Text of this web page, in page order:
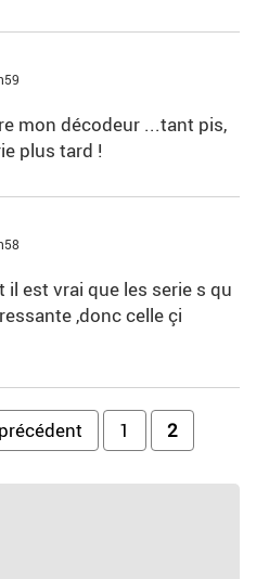
mon décodeur ...tant pis,
plus tard !
il est vrai que les serie s qu
,donc celle çi
1 2